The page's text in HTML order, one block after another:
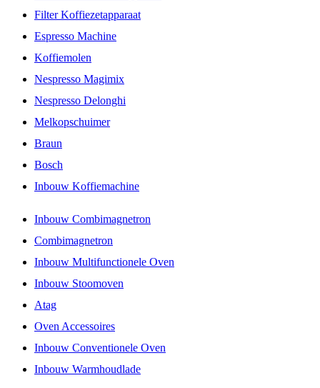
Filter Koffiezetapparaat
Espresso Machine
Koffiemolen
Nespresso Magimix
Nespresso Delonghi
Melkopschuimer
Braun
Bosch
Inbouw Koffiemachine
Inbouw Combimagnetron
Combimagnetron
Inbouw Multifunctionele Oven
Inbouw Stoomoven
Atag
Oven Accessoires
Inbouw Conventionele Oven
Inbouw Warmhoudlade